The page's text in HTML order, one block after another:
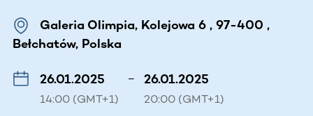
Galeria Olimpia, Kolejowa 6 , 97-400 ,
Bełchatów, Polska
26.01.2025
14:00 (GMT+1)
– 26.01.2025
20:00 (GMT+1)